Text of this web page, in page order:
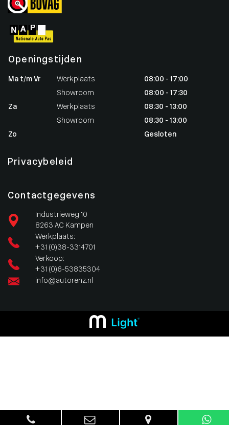
Openingstijden
Ma t/m Vr
Werkplaats
Showroom
Za
Werkplaats
Showroom
Zo
08:00 - 17:00
08:00 - 17:30
08:30 - 13:00
08:30 - 13:00
Gesloten
Privacybeleid
Contactgegevens
Industrieweg 10
8263 AC Kampen
Werkplaats:
+31 (0)38-3314701
Verkoop:
+31 (0)6-53835304
info@autorenz.nl